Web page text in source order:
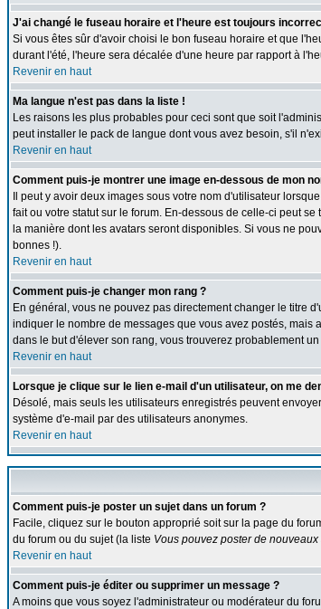
J'ai changé le fuseau horaire et l'heure est toujours
Si vous êtes sûr d'avoir choisi le bon fuseau horaire et que
durant l'été, l'heure sera décalée d'une heure par rapport à
Revenir en haut
Ma langue n'est pas dans la liste !
Les raisons les plus probables pour ceci sont que soit
peut installer le pack de langue dont vous avez besoin, s'il
Revenir en haut
Comment puis-je montrer une image en-dessous de mon
Il peut y avoir deux images sous votre nom d'utilisateur
fait ou votre statut sur le forum. En-dessous de celle-ci peut
la manière dont les avatars seront disponibles. Si vous ne
bonnes !).
Revenir en haut
Comment puis-je changer mon rang ?
En général, vous ne pouvez pas directement changer le titre
indiquer le nombre de messages que vous avez postés,
dans le but d'élever son rang, vous trouverez probablement
Revenir en haut
Lorsque je clique sur le lien e-mail d'un utilisateur, on me
Désolé, mais seuls les utilisateurs enregistrés peuvent
système d'e-mail par des utilisateurs anonymes.
Revenir en haut
Comment puis-je poster un sujet dans un forum ?
Facile, cliquez sur le bouton approprié soit sur la page du
du forum ou du sujet (la liste Vous pouvez poster de
Revenir en haut
Comment puis-je éditer ou supprimer un message ?
A moins que vous soyez l'administrateur ou modérateur du